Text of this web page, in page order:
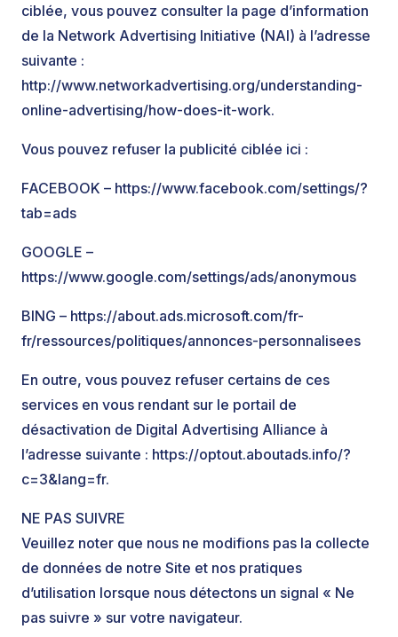
ciblée, vous pouvez consulter la page d’information
de la Network Advertising Initiative (NAI) à l’adresse
suivante :
http://www.networkadvertising.org/understanding-
online-advertising/how-does-it-work.
Vous pouvez refuser la publicité ciblée ici :
FACEBOOK – https://www.facebook.com/settings/?
tab=ads
GOOGLE –
https://www.google.com/settings/ads/anonymous
BING – https://about.ads.microsoft.com/fr-
fr/ressources/politiques/annonces-personnalisees
En outre, vous pouvez refuser certains de ces
services en vous rendant sur le portail de
désactivation de Digital Advertising Alliance à
l’adresse suivante : https://optout.aboutads.info/?
c=3&lang=fr.
NE PAS SUIVRE
Veuillez noter que nous ne modifions pas la collecte
de données de notre Site et nos pratiques
d’utilisation lorsque nous détectons un signal « Ne
pas suivre » sur votre navigateur.